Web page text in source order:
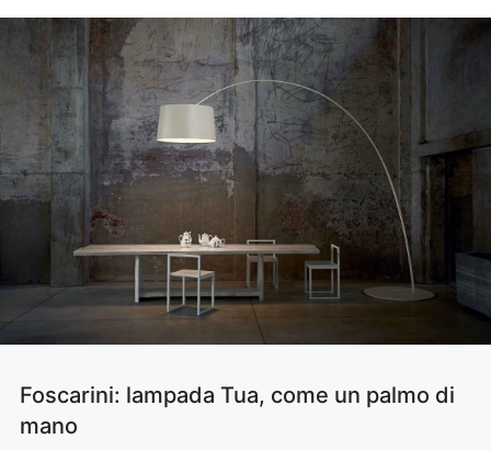
Foscarini: lampada Tua, come un palmo di
mano